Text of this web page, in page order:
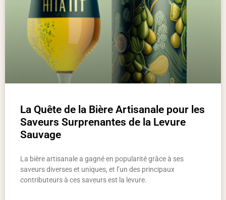
La Quête de la Bière Artisanale pour les
Saveurs Surprenantes de la Levure
Sauvage
La bière artisanale a gagné en popularité grâce à ses
saveurs diverses et uniques, et l’un des principaux
contributeurs à ces saveurs est la levure.